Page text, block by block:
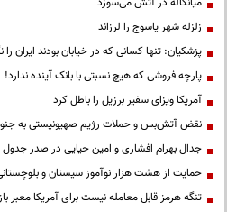
زلزله شهر یاسوج را لرزاند
پزشکیان: تنها کسانی که در خیابان بودند ایران
پارچه فروشی که هیچ نسبتی با بانک آینده ندارد!
آمریکا ویزای سفیر برزیل را باطل کرد
نقض آتش‌بس و حملات رژیم صهیونیستی به
جدال بهرام افشاری و امین حیایی در صدر جدول
حمایت از هشت هزار نوآموز سیستان و
تنگه هرمز قابل معامله نیست برای آمریکا معبر